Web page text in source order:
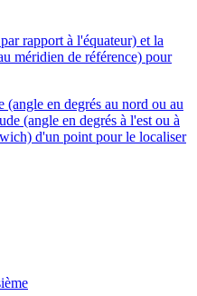
rapport à l'équateur) et la
méridien de référence) pour
en degrés au nord ou au
(angle en degrés à l'est ou à
d'un point pour le localiser